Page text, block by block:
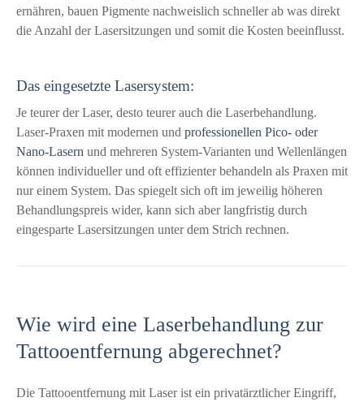
ernähren, bauen Pigmente nachweislich schneller ab was direkt
die Anzahl der Lasersitzungen und somit die Kosten beeinflusst.
Das eingesetzte Lasersystem:
Je teurer der Laser, desto teurer auch die Laserbehandlung.
Laser-Praxen mit modernen und professionellen Pico- oder
Nano-Lasern und mehreren System-Varianten und Wellenlängen
können individueller und oft effizienter behandeln als Praxen mit
nur einem System. Das spiegelt sich oft im jeweilig höheren
Behandlungspreis wider, kann sich aber langfristig durch
eingesparte Lasersitzungen unter dem Strich rechnen.
Wie wird eine Laserbehandlung zur
Tattooentfernung abgerechnet?
Die Tattooentfernung mit Laser ist ein privatärztlicher Eingriff,